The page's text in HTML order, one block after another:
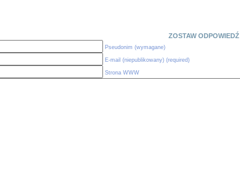
ZOSTAW ODPOWIEDŹ
Pseudonim (wymagane)
E-mail (niepublikowany) (required)
Strona WWW